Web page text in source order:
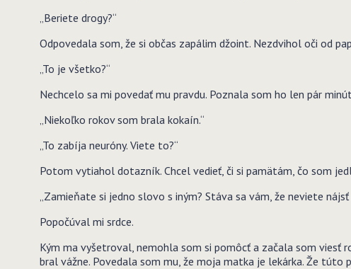
„Beriete drogy?“
Odpovedala som, že si občas zapálim džoint. Nezdvihol oči od
„To je všetko?“
Nechcelo sa mi povedať mu pravdu. Poznala som ho len pár
„Niekoľko rokov som brala kokaín.“
„To zabíja neuróny. Viete to?“
Potom vytiahol dotazník. Chcel vedieť, či si pamätám, čo som
„Zamieňate si jedno slovo s iným? Stáva sa vám, že neviete
Popočúval mi srdce.
Kým ma vyšetroval, nemohla som si pomôcť a začala som viesť
bral vážne. Povedala som mu, že moja matka je lekárka. Že túto